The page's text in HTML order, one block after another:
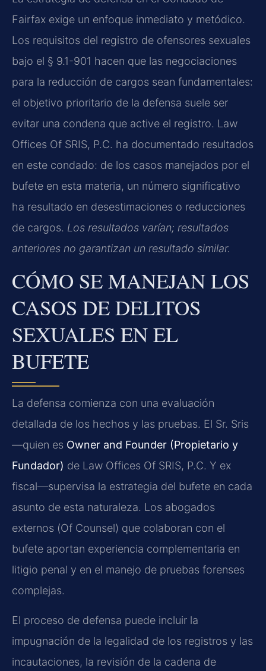
Fairfax exige un enfoque inmediato y metódico.
Los requisitos del registro de ofensores sexuales
bajo el § 9.1-901 hacen que las negociaciones
para la reducción de cargos sean fundamentales:
el objetivo prioritario de la defensa suele ser
evitar una condena que active el registro. Law
Offices Of SRIS, P.C. ha documentado resultados
en este condado: de los casos manejados por el
bufete en esta materia, un número significativo
ha resultado en desestimaciones o reducciones
de cargos. Los resultados varían; resultados
anteriores no garantizan un resultado similar.
CÓMO SE MANEJAN LOS
CASOS DE DELITOS
SEXUALES EN EL
BUFETE
La defensa comienza con una evaluación
detallada de los hechos y las pruebas. El Sr. Sris
—quien es Owner and Founder (Propietario y
Fundador) de Law Offices Of SRIS, P.C. Y ex
fiscal—supervisa la estrategia del bufete en cada
asunto de esta naturaleza. Los abogados
externos (Of Counsel) que colaboran con el
bufete aportan experiencia complementaria en
litigio penal y en el manejo de pruebas forenses
complejas.
El proceso de defensa puede incluir la
impugnación de la legalidad de los registros y las
incautaciones, la revisión de la cadena de